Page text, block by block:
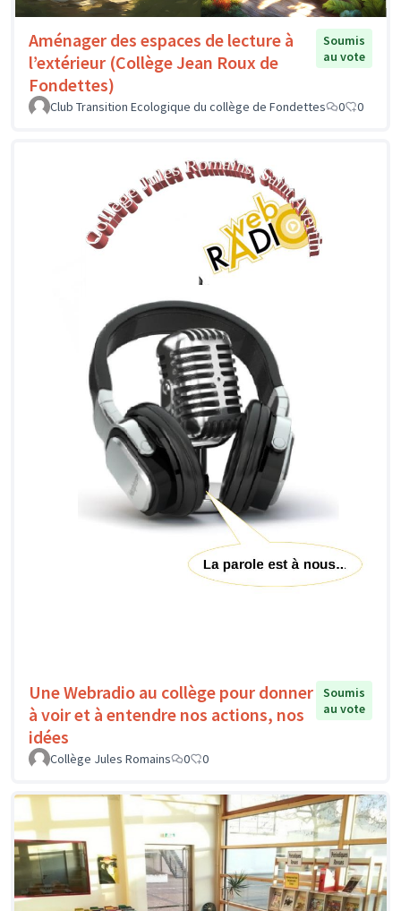
Aménager des espaces de lecture à
l’extérieur (Collège Jean Roux de
Fondettes)
Soumis
au vote
Club Transition Ecologique du collège de Fondettes 0 0
Une Webradio au collège pour donner
à voir et à entendre nos actions, nos
idées
Soumis
au vote
Collège Jules Romains 0 0